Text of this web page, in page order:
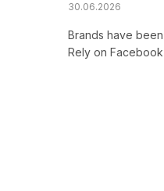
30.06.2026
Brands have
Rely on